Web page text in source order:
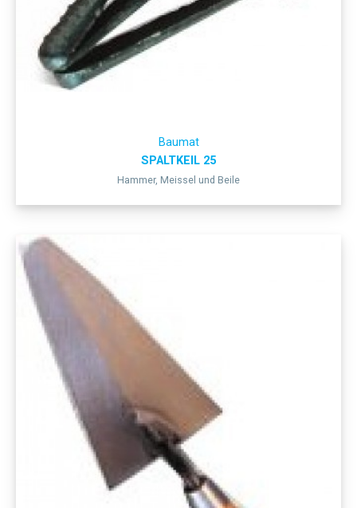
Baumat
SPALTKEIL 25
Hammer, Meissel und Beile